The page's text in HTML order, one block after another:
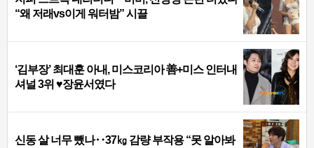
“왜 저래vs이게 워터밤” 시끌
‘김부장’ 최대훈 아내, 미스코리아 善+미스 인터내
셔널 3위 ♥장윤서였다
신동 살 너무 뺐나‥37㎏ 감량 부작용 “못 알아봐